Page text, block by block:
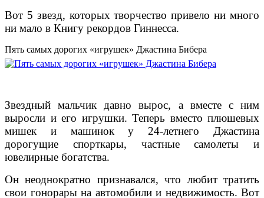
Вот 5 звезд, которых творчество привело ни много
ни мало в Книгу рекордов Гиннесса.
Пять самых дорогих «игрушек» Джастина Бибера
Звездный мальчик давно вырос, а вместе с ним
выросли и его игрушки. Теперь вместо плюшевых
мишек и машинок у 24-летнего Джастина
дорогущие спорткары, частные самолеты и
ювелирные богатства.
Он неоднократно признавался, что любит тратить
свои гонорары на автомобили и недвижимость. Вот